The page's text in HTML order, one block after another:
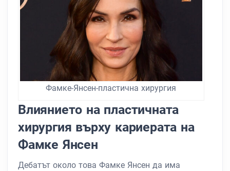
Фамке-Янсен-пластична хирургия
Влиянието на пластичната
хирургия върху кариерата на
Фамке Янсен
Дебатът около това Фамке Янсен да има